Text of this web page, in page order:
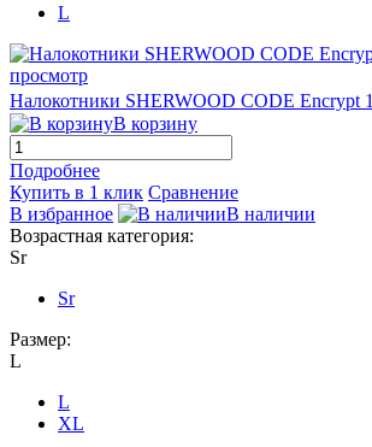
L
просмотр
Налокотники SHERWOOD CODE Encrypt 1
В корзину
Подробнее
Купить в 1 клик Сравнение
В избранное
В наличии
Возрастная категория:
Sr
Sr
Размер:
L
L
XL